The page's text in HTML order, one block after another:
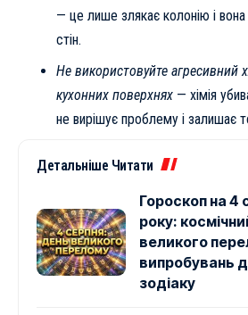
— це лише злякає колонію і
стін.
Не використовуйте агресивний
кухонних поверхнях— хімія
не вирішує проблему і залишає
Детальніше Читати
Гороскоп на 4
року:
великого
випробувань
зодіаку